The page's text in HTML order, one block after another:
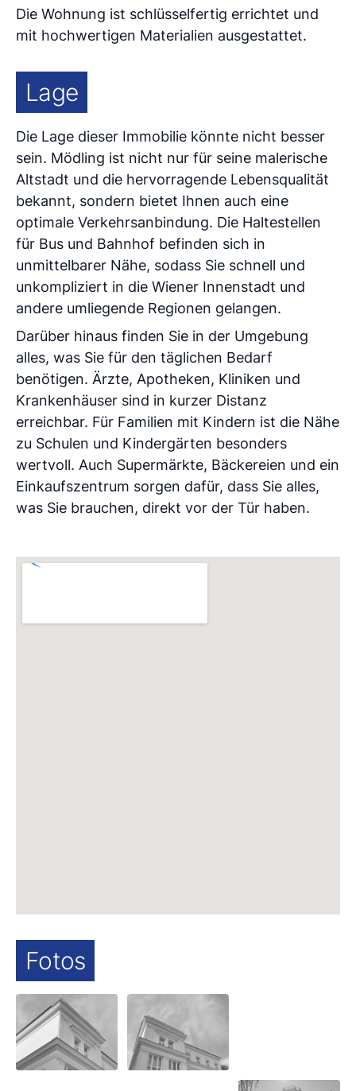
Die Wohnung ist schlüsselfertig errichtet und
mit hochwertigen Materialien ausgestattet.
Lage
Die Lage dieser Immobilie könnte nicht besser
sein. Mödling ist nicht nur für seine malerische
Altstadt und die hervorragende Lebensqualität
bekannt, sondern bietet Ihnen auch eine
optimale Verkehrsanbindung. Die Haltestellen
für Bus und Bahnhof befinden sich in
unmittelbarer Nähe, sodass Sie schnell und
unkompliziert in die Wiener Innenstadt und
andere umliegende Regionen gelangen.
Darüber hinaus finden Sie in der Umgebung
alles, was Sie für den täglichen Bedarf
benötigen. Ärzte, Apotheken, Kliniken und
Krankenhäuser sind in kurzer Distanz
erreichbar. Für Familien mit Kindern ist die Nähe
zu Schulen und Kindergärten besonders
wertvoll. Auch Supermärkte, Bäckereien und ein
Einkaufszentrum sorgen dafür, dass Sie alles,
was Sie brauchen, direkt vor der Tür haben.
Fotos